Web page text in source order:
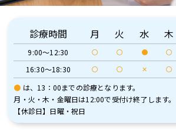
● は、13：00までの診療となります。
月・火・木・金曜日は12:00で受付け終了します。
【休診日】日曜・祝日
診療時間 ⽉ 火 水 木
9:00～12:30 〇 〇 ● 〇
16:30～18:30 〇 〇 ✕ 〇